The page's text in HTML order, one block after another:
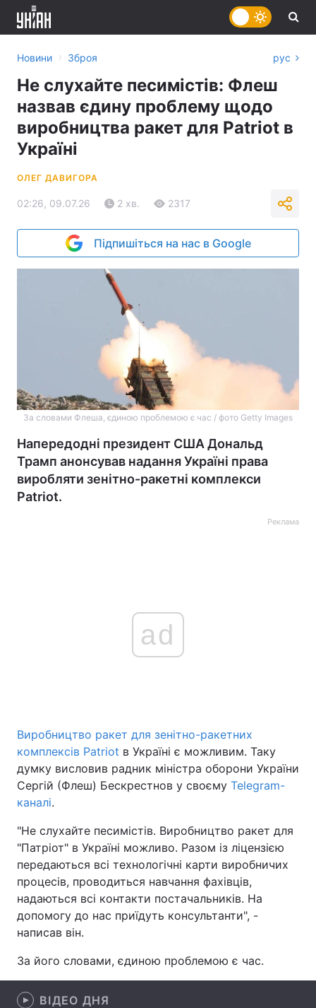
Економіка Світ
Спорт Наука
Зброя Інциденти
Здоров'я Туризм
Цікавинки Погода
Новини › Зброя рус
Не слухайте песимістів: Флеш
назвав єдину проблему щодо
виробництва ракет для Patriot в
Україні
ОЛЕГ ДАВИГОРА
02:26, 09.07.26 2 хв. 2317
Підпишіться на нас в Google
За словами Флеша, єдиною проблемою є час / фото Getty Images
Напередодні президент США Дональд
Трамп анонсував надання Україні права
виробляти зенітно-ракетні комплекси
Patriot.
Реклама
ad
Виробництво ракет для зенітно-ракетних
комплексів Patriot в Україні є можливим. Таку
думку висловив радник міністра оборони України
Сергій (Флеш) Бескрестнов у своєму Telegram-
каналі.
"Не слухайте песимістів. Виробництво ракет для
"Патріот" в Україні можливо. Разом із ліцензією
передаються всі технологічні карти виробничих
процесів, проводиться навчання фахівців,
надаються всі контакти постачальників. На
допомогу до нас приїдуть консультанти", -
написав він.
За його словами, єдиною проблемою є час.
ВІДЕО ДНЯ